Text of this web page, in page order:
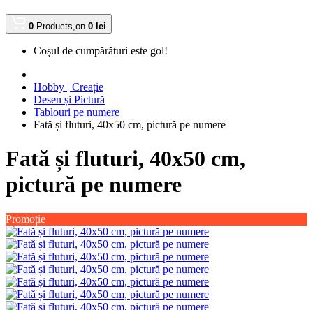
0 Products,on 0 lei
Coșul de cumpărături este gol!
Hobby | Creație
Desen și Pictură
Tablouri pe numere
Fată și fluturi, 40x50 cm, pictură pe numere
Fată și fluturi, 40x50 cm,
pictură pe numere
Promoție